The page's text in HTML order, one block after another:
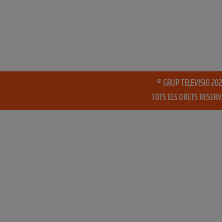
® GRUP TELEVISIO
TOTS ELS DRETS